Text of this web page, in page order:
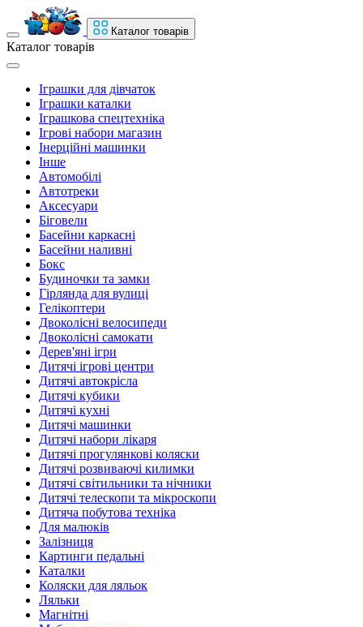
Каталог товарів
Каталог товарів
Іграшки для дівчаток
Іграшки каталки
Іграшкова спецтехніка
Ігрові набори магазин
Інерційні машинки
Інше
Автомобілі
Автотреки
Аксесуари
Біговели
Басейни каркасні
Басейни наливні
Бокс
Будиночки та замки
Гірлянда для вулиці
Гелікоптери
Двоколісні велосипеди
Двоколісні самокати
Дерев'яні ігри
Дитячі ігрові центри
Дитячі автокрісла
Дитячі кубики
Дитячі кухні
Дитячі машинки
Дитячі набори лікаря
Дитячі прогулянкові коляски
Дитячі розвиваючі килимки
Дитячі світильники та нічники
Дитячі телескопи та мікроскопи
Дитяча побутова техніка
Для малюків
Залізниця
Картинги педальні
Каталки
Коляски для ляльок
Ляльки
Магнітні